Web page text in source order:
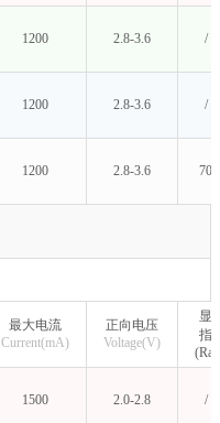
1200 2.8-3.6 /
1200 2.8-3.6 /
1200 2.8-3.6 70
最大电流
Current(mA)
正向电压
Voltage(V)
显
指
(Ra)
1500 2.0-2.8 /